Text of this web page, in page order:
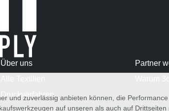
Über uns
Druckverfahren
Partner
und zuverlässig anbieten können, die
auf unseren als auch auf Drittseiten